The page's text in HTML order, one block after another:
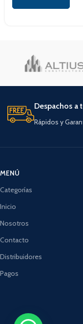
Despachos a
Rápidos y
MENÚ
Categorías
Inicio
Nosotros
Contacto
Distribuidores
Pagos